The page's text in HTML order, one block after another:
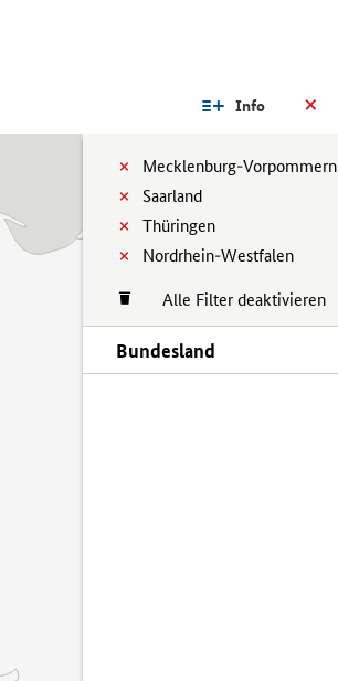
Info
Mecklenburg-Vorpommern
Saarland
Thüringen
Nordrhein-Westfalen
Alle Filter deaktivieren
Bundesland